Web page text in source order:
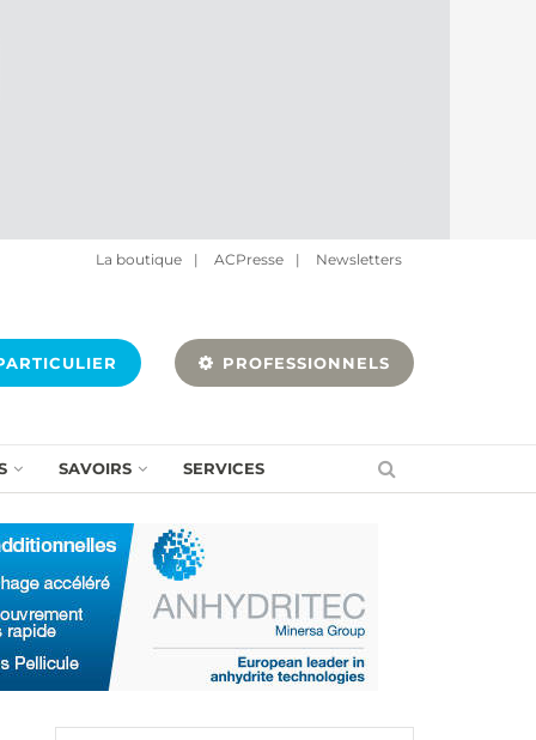
La boutique | ACPresse | Newsletters
PROFESSIONNELS
SAVOIRS SERVICES